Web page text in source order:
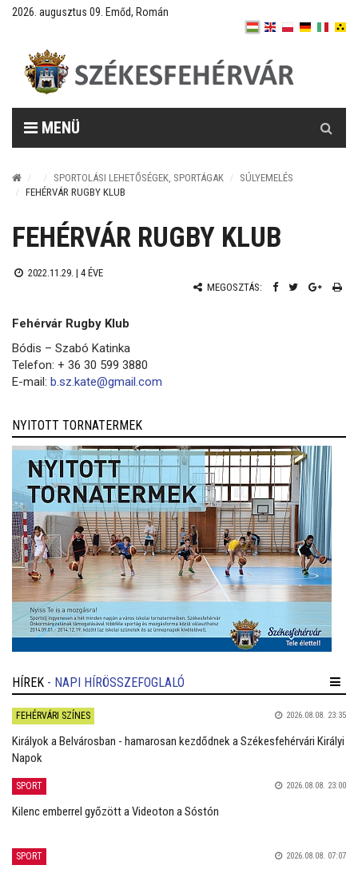
2026. augusztus 09. Emőd, Román
MENÜ
SPORTOLÁSI LEHETŐSÉGEK, SPORTÁGAK
SÚLYEMELÉS
FEHÉRVÁR RUGBY KLUB
FEHÉRVÁR RUGBY KLUB
2022.11.29. | 4 ÉVE
MEGOSZTÁS:
Fehérvár Rugby Klub
Bódis – Szabó Katinka
Telefon: + 36 30 599 3880
E-mail: b.sz.kate@gmail.com
NYITOTT TORNATERMEK
HÍREK - NAPI HÍRÖSSZEFOGLALÓ
FEHÉRVÁRI SZÍNES 2026.08.08. 23:35
Királyok a Belvárosban - hamarosan kezdődnek a Székesfehérvári Királyi
Napok
SPORT 2026.08.08. 23:00
Kilenc emberrel győzött a Videoton a Sóstón
SPORT 2026.08.08. 07:07